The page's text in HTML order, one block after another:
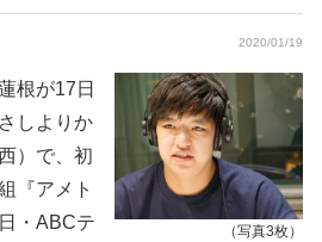
2020/01/19
（写真3枚）
根が17日
しよりか
）で、初
『アメト
・ABCテ